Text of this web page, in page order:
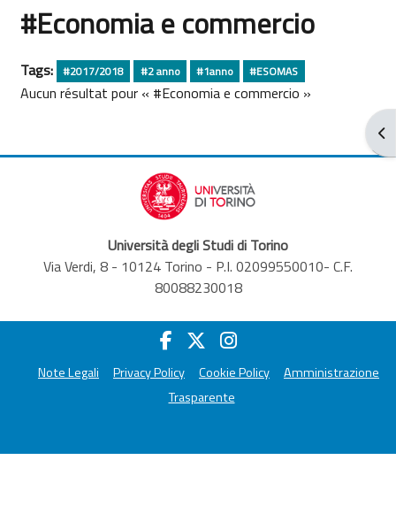
#Economia e commercio
Tags: #2017/2018 #2 anno #1anno #ESOMAS
Aucun résultat pour « #Economia e commercio »
Università degli Studi di Torino
Via Verdi, 8 - 10124 Torino - P.I. 02099550010- C.F.
80088230018
Note Legali Privacy Policy Cookie Policy
Amministrazione
Trasparente